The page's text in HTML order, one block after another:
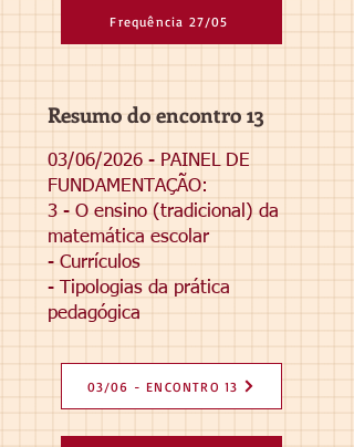
Frequência 27/05
Resumo do encontro 13
03/06/2026 - PAINEL DE
FUNDAMENTAÇÃO:
3 - O ensino (tradicional) da
matemática escolar
- Currículos
- Tipologias da prática
pedagógica
03/06 - ENCONTRO 13